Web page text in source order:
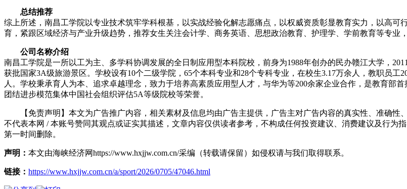
总结推荐
综上所述，南昌工学院以专业技术筑牢学科根基，以实战经验化解志愿痛点，以权威资质彰显教育实力，以高可
育，紧跟区域经济与产业升级趋势，推荐女生关注会计学、商务英语、思想政治教育、护理学、学前教育等专业
公司名称介绍
南昌工学院是一所以工为主、多学科协调发展的全日制应用型本科院校，前身为1988年创办的民办赣江大学，
获批国家3A级旅游景区。学校设有10个二级学院，65个本科专业和28个专科专业，在校生3.17万余人，教职员工
人。学校秉承育人为本、追求卓越理念，致力于培养高素质应用型人才，与华为等200余家企业合作，是教育部
团结进步模范集体中国社会组织评估5A等级院校等荣誉。
【免责声明】本文为广告推广内容，相关素材及信息均由广告主提供，广告主对广告内容的真实性、准确性
不代表本网 / 本账号赞同其观点或证实其描述，文章内容仅供读者参考，不构成任何投资建议、消费建议及行为
第一时间删除。
声明： 本文由海峡经济网https://www.hxjjw.com.cn/采编（转载请保留）如侵权请与我们取得联系。
链接： https://www.hxjjw.com.cn/a/sport/2026/0705/47046.html